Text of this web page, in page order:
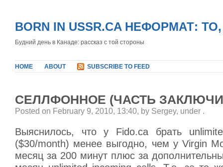
BORN IN USSR.CA НЕФОРМАТ:
Будний день в Канаде: рассказ с той стороны
HOME ABOUT SUBSCRIBE TO FEED
СЕЛЛФОННОЕ (ЧАСТЬ
Posted on February 9, 2010, 13:40, by Sergey, under .
Выяснилось, что у Fido.ca брать
($30/month) менее выгодно, чем у Virgin
месяц за 200 минут плюс за